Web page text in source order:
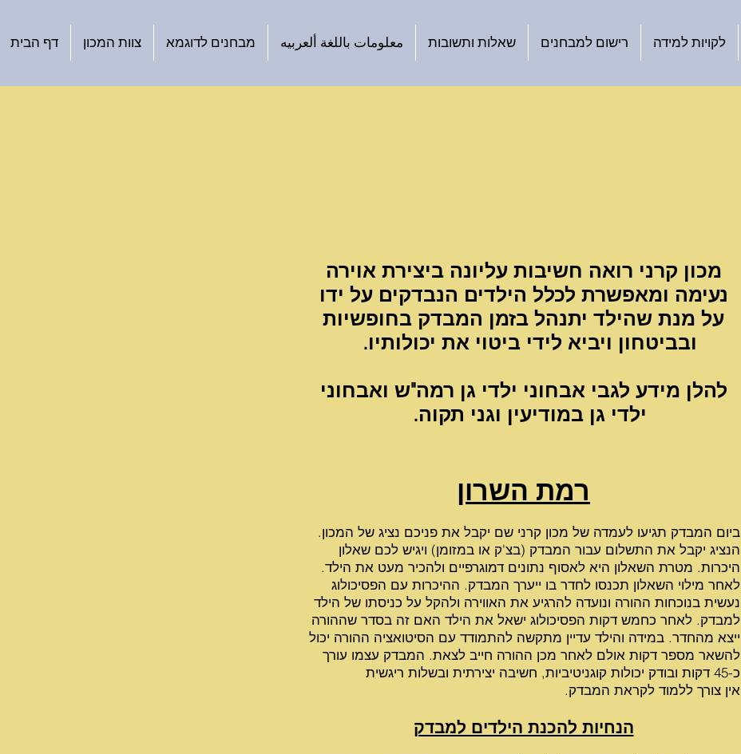
דף הבית צוות המכון מבחנים לדוגמא معلومات باللغة ألعربيه שאלות ותשובות רישום למבחנים לקויות למידה
מכון קרני רואה חשיבות עליונה ביצירת אוירה
נעימה ומאפשרת לכלל הילדים הנבדקים על ידו
על מנת שהילד יתנהל בזמן המבדק בחופשיות
ובביטחון ויביא לידי ביטוי את יכולותיו.
להלן מידע לגבי אבחוני ילדי גן רמה"ש ואבחוני
ילדי גן במודיעין וגני תקוה.
רמת השרון
ביום המבדק תגיעו לעמדה של מכון קרני שם יקבל את פניכם נציג של המכון.
הנציג יקבל את התשלום עבור המבדק (בצ'ק או במזומן) ויגיש לכם שאלון
היכרות. מטרת השאלון היא לאסוף נתונים דמוגרפיים ולהכיר מעט את הילד.
לאחר מילוי השאלון תכנסו לחדר בו ייערך המבדק. ההיכרות עם הפסיכולוג
נעשית בנוכחות ההורה ונועדה להרגיע את האווירה ולהקל על כניסתו של הילד
למבדק. לאחר כחמש דקות הפסיכולוג ישאל את הילד האם זה בסדר שההורה
ייצא מהחדר. במידה והילד עדיין מתקשה להתמודד עם הסיטואציה ההורה יכול
להשאר מספר דקות אולם לאחר מכן ההורה חייב לצאת. המבדק עצמו עורך
כ-45 דקות ובודק יכולות קוגניטיביות, חשיבה יצירתית ובשלות ריגשית
אין צורך ללמוד לקראת המבדק.
הנחיות להכנת הילדים למבדק